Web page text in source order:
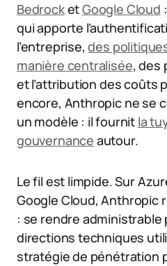
BedrocketGoogle Cloud
qui apporte
l’entreprise,des
manière centralisée, des
et l’attribution des coûts
encore, Anthropic ne se
un modèle : il fournit la
gouvernance autour.
Le fil est limpide. Sur
Google Cloud, Anthropic
: se rendre administrable
directions techniques
stratégie de pénétration